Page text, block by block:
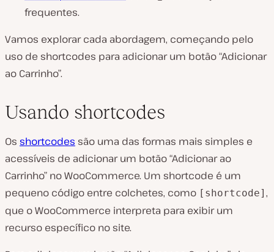
frequentes.
Vamos explorar cada abordagem, começando pelo
uso de shortcodes para adicionar um botão “Adicionar
ao Carrinho”.
Usando shortcodes
Os shortcodes são uma das formas mais simples e
acessíveis de adicionar um botão “Adicionar ao
Carrinho” no WooCommerce. Um shortcode é um
pequeno código entre colchetes, como [shortcode] ,
que o WooCommerce interpreta para exibir um
recurso específico no site.